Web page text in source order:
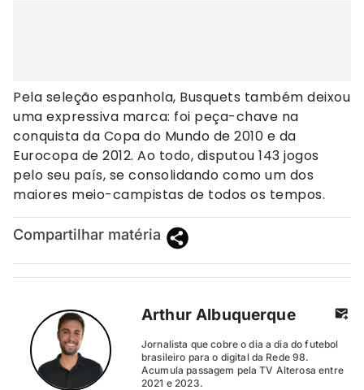
Pela seleção espanhola, Busquets também deixou
uma expressiva marca: foi peça-chave na
conquista da Copa do Mundo de 2010 e da
Eurocopa de 2012. Ao todo, disputou 143 jogos
pelo seu país, se consolidando como um dos
maiores meio-campistas de todos os tempos.
Compartilhar matéria
Arthur Albuquerque
Jornalista que cobre o dia a dia do futebol
brasileiro para o digital da Rede 98.
Acumula passagem pela TV Alterosa entre
2021 e 2023.